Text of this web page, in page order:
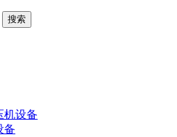
搜索
机设备
备